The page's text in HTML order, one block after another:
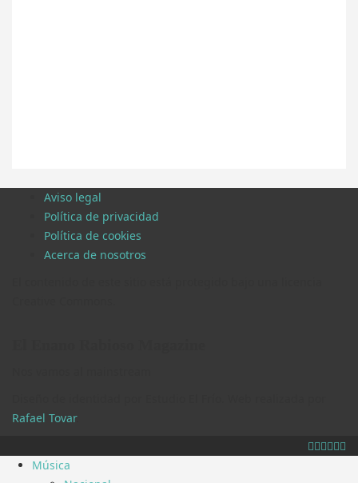
Aviso legal
Política de privacidad
Política de cookies
Acerca de nosotros
Rafael Tovar.
Música